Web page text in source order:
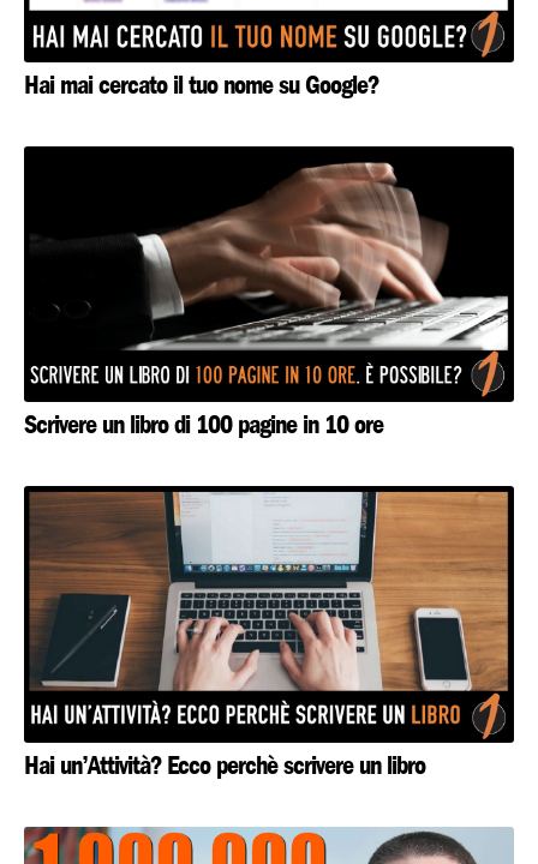
Hai mai cercato il tuo nome su Google?
Scrivere un libro di 100 pagine in 10 ore
Hai un’Attività? Ecco perchè scrivere un libro